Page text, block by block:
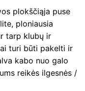
plokščiąja puse
ploniausia
tarp klubų ir
turi būti pakelti ir
kabo nuo galo
reikės ilgesnės /